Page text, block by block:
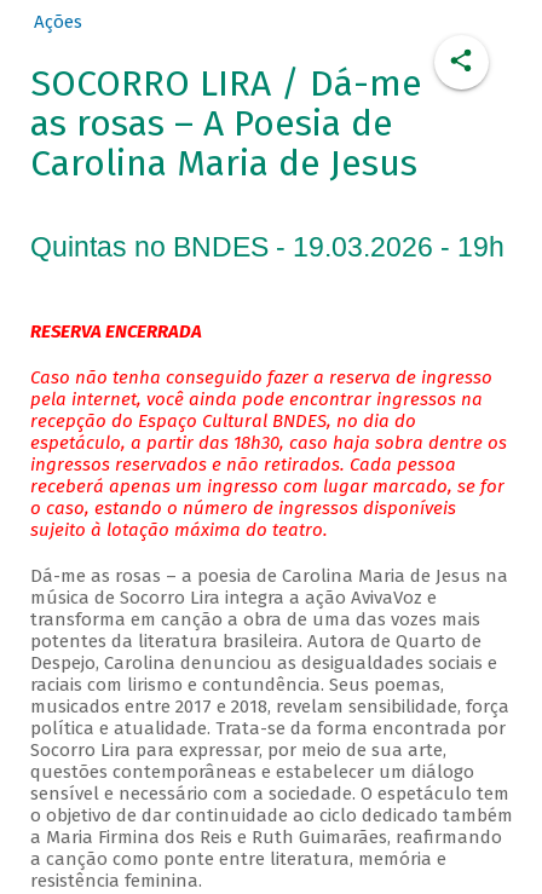
Ações
SOCORRO LIRA / Dá-me
as rosas – A Poesia de
Carolina Maria de Jesus
Quintas no BNDES - 19.03.2026 - 19h
RESERVA ENCERRADA
Caso não tenha conseguido fazer a reserva de ingresso
pela internet, você ainda pode encontrar ingressos na
recepção do Espaço Cultural BNDES, no dia do
espetáculo, a partir das 18h30, caso haja sobra dentre os
ingressos reservados e não retirados. Cada pessoa
receberá apenas um ingresso com lugar marcado, se for
o caso, estando o número de ingressos disponíveis
sujeito à lotação máxima do teatro.
Dá-me as rosas – a poesia de Carolina Maria de Jesus na
música de Socorro Lira integra a ação AvivaVoz e
transforma em canção a obra de uma das vozes mais
potentes da literatura brasileira. Autora de Quarto de
Despejo, Carolina denunciou as desigualdades sociais e
raciais com lirismo e contundência. Seus poemas,
musicados entre 2017 e 2018, revelam sensibilidade, força
política e atualidade. Trata-se da forma encontrada por
Socorro Lira para expressar, por meio de sua arte,
questões contemporâneas e estabelecer um diálogo
sensível e necessário com a sociedade. O espetáculo tem
o objetivo de dar continuidade ao ciclo dedicado também
a Maria Firmina dos Reis e Ruth Guimarães, reafirmando
a canção como ponte entre literatura, memória e
resistência feminina.